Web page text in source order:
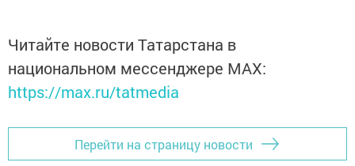
Читайте новости Татарстана в
национальном мессенджере MАХ:
https://max.ru/tatmedia
Перейти на страницу новости